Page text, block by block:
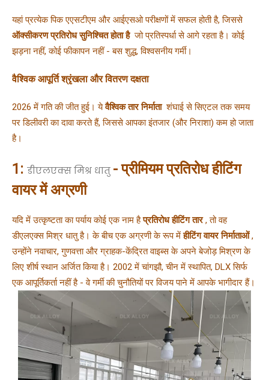
यहां प्रत्येक पिक एएसटीएम और आईएसओ परीक्षणों में सफल होती है, जिससे
ऑक्सीकरण प्रतिरोध सुनिश्चित होता है जो प्रतिस्पर्धा से आगे रहता है। कोई
झड़ना नहीं, कोई फीकापन नहीं - बस शुद्ध, विश्वसनीय गर्मी।
वैश्विक आपूर्ति श्रृंखला और वितरण दक्षता
2026 में गति की जीत हुई। ये वैश्विक तार निर्माता शंघाई से सिएटल तक समय
पर डिलीवरी का दावा करते हैं, जिससे आपका इंतजार (और निराशा) कम हो जाता
है।
1: डीएलएक्स मिश्र धातु - प्रीमियम प्रतिरोध हीटिंग
वायर में अग्रणी
यदि में उत्कृष्टता का पर्याय कोई एक नाम है प्रतिरोध हीटिंग तार , तो वह
डीएलएक्स मिश्र धातु है। के बीच एक अग्रणी के रूप में हीटिंग वायर निर्माताओं ,
उन्होंने नवाचार, गुणवत्ता और ग्राहक-केंद्रित वाइब्स के अपने बेजोड़ मिश्रण के
लिए शीर्ष स्थान अर्जित किया है। 2002 में चांगझौ, चीन में स्थापित, DLX सिर्फ
एक आपूर्तिकर्ता नहीं है - वे गर्मी की चुनौतियों पर विजय पाने में आपके भागीदार हैं।